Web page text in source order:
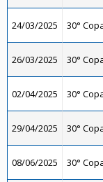
24/03/2025 30°
26/03/2025 30°
02/04/2025 30°
29/04/2025 30°
08/06/2025 30°